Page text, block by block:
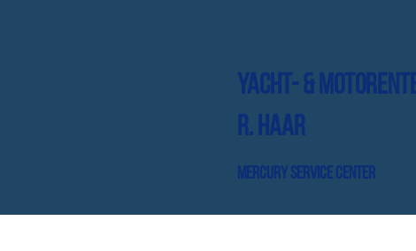
Yacht- &
R. Haar
Mercury Service Center